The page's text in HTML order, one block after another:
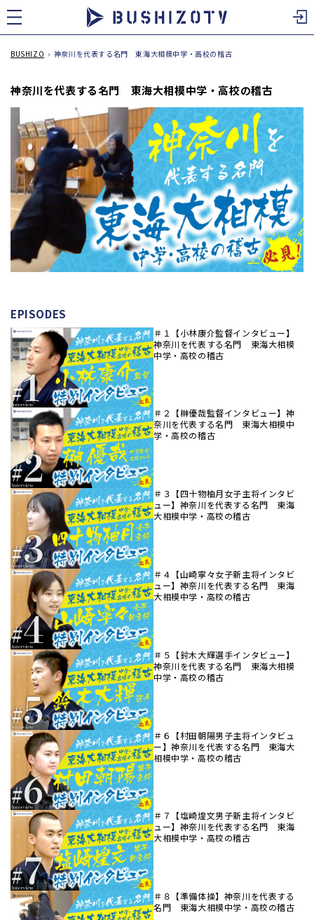
に
進
BUSHIZO › 神奈川を代表する名門 東海大相模中学・高校の稽古
神奈川を代表する名門 東海大相模中学・高校の稽古
EPISODES
＃１【小林康介監督インタビュー】
神奈川を代表する名門 東海大相模
中学・高校の稽古
＃２【榊優哉監督インタビュー】神
奈川を代表する名門 東海大相模中
学・高校の稽古
＃３【四十物柚月女子主将インタビ
ュー】神奈川を代表する名門 東海
大相模中学・高校の稽古
＃４【山崎寧々女子新主将インタビ
ュー】神奈川を代表する名門 東海
大相模中学・高校の稽古
＃５【鈴木大輝選手インタビュー】
神奈川を代表する名門 東海大相模
中学・高校の稽古
＃６【村田朝陽男子主将インタビュ
ー】神奈川を代表する名門 東海大
相模中学・高校の稽古
＃７【塩崎煌文男子新主将インタビ
ュー】神奈川を代表する名門 東海
大相模中学・高校の稽古
＃８【準備体操】神奈川を代表する
名門 東海大相模中学・高校の稽古